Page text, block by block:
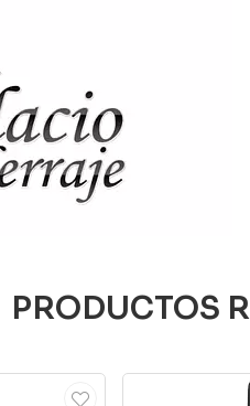
PRODUCTOS